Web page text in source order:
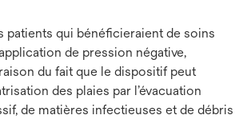
patients qui bénéficieraient de soins
de pression négative,
du fait que le dispositif peut
des plaies par l’évacuation
de matières infectieuses et de débris